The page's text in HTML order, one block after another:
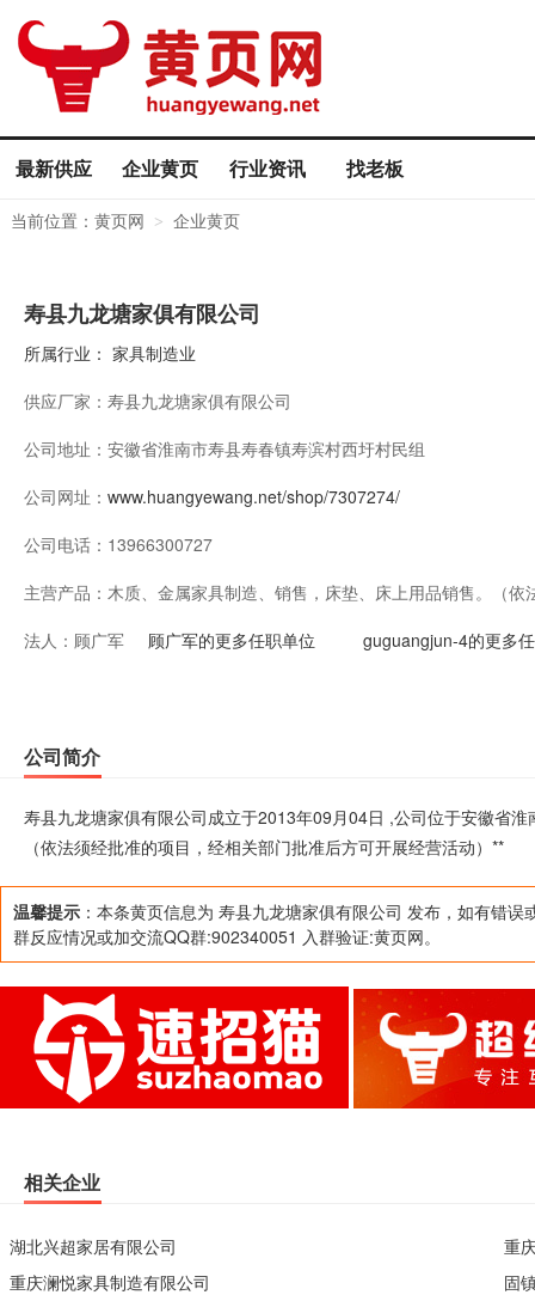
最新供应 企业黄页 行业资讯 找老板
当前位置： 黄页网 > 企业黄页
寿县九龙塘家俱有限公司
所属行业： 家具制造业
供应厂家： 寿县九龙塘家俱有限公司
公司地址： 安徽省淮南市寿县寿春镇寿滨村西圩村民组
公司网址： www.huangyewang.net/shop/7307274/
公司电话： 13966300727
主营产品： 木质、金属家具制造、销售，床垫、床上用品销售。（
后方可开展经营活动）**
法人： 顾广军 顾广军的更多任职单位 guguangjun-4的更多
公司简介
寿县九龙塘家俱有限公司成立于2013年09月04日 ,公司位于安徽省
（依法须经批准的项目，经相关部门批准后方可开展经营活动）**
温馨提示 ：本条黄页信息为 寿县九龙塘家俱有限公司 发布，如有错误
群反应情况或加交流QQ群:902340051 入群验证:黄页网。
相关企业
湖北兴超家居有限公司
重庆澜悦家具制造有限公司
重
固